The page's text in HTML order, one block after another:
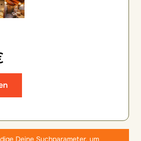
Deine Suchparameter, um